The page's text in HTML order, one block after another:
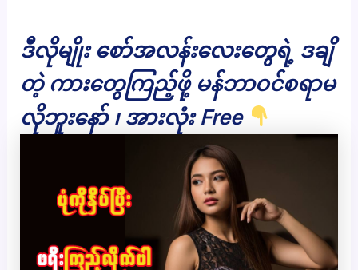
ဒီလိုမျိုး စော်အလန်းလေးတွေရဲ့ ဒချိ
တဲ့ ကားတွေကြည့်ဖို့ မန်ဘာဝင်စရာမ
လိုဘူးနော် ၊ အားလုံး Free